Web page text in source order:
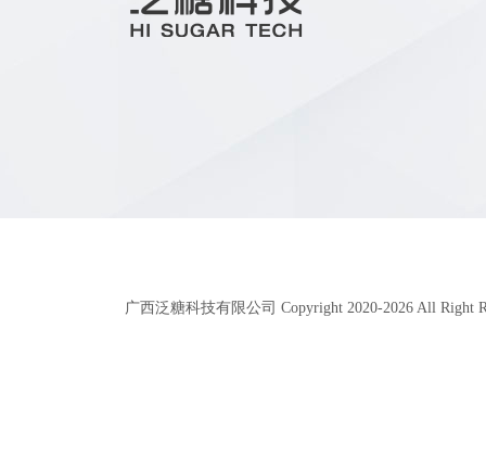
广西泛糖科技有限公司 Copyright 2020-2026 All Right